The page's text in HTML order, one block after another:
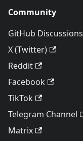
Community
GitHub Discussions
X (Twitter)
Reddit
Facebook
TikTok
Telegram Channel
Matrix